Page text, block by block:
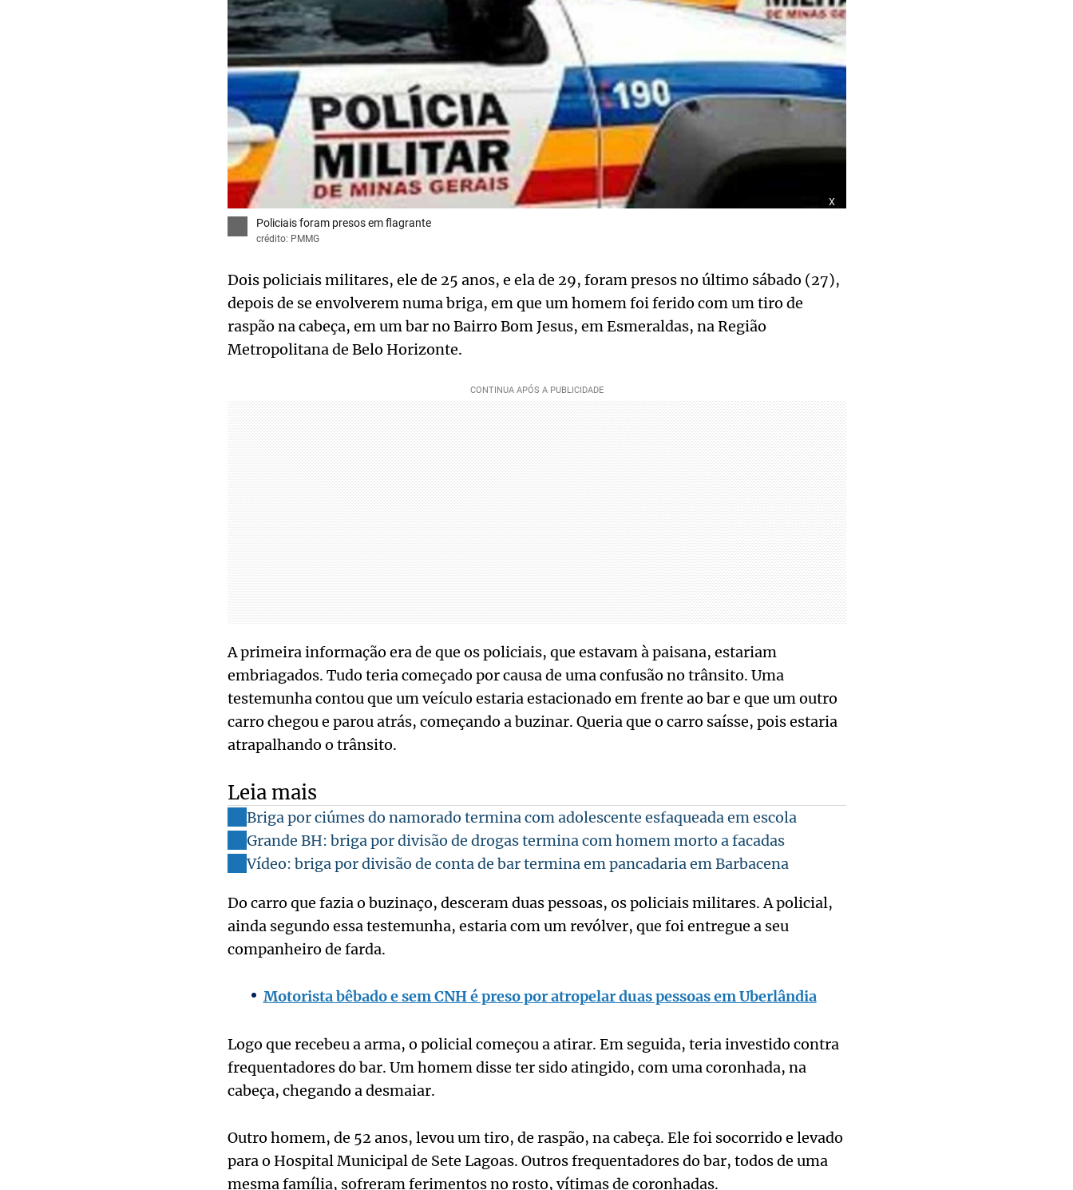
x
Policiais foram presos em flagrante
crédito: PMMG
Dois policiais militares, ele de 25 anos, e ela de 29, foram presos no último sábado (27),
depois de se envolverem numa briga, em que um homem foi ferido com um tiro de
raspão na cabeça, em um bar no Bairro Bom Jesus, em Esmeraldas, na Região
Metropolitana de Belo Horizonte.
A primeira informação era de que os policiais, que estavam à paisana, estariam
embriagados. Tudo teria começado por causa de uma confusão no trânsito. Uma
testemunha contou que um veículo estaria estacionado em frente ao bar e que um outro
carro chegou e parou atrás, começando a buzinar. Queria que o carro saísse, pois estaria
atrapalhando o trânsito.
Leia mais
Briga por ciúmes do namorado termina com adolescente esfaqueada em escola
Grande BH: briga por divisão de drogas termina com homem morto a facadas
Vídeo: briga por divisão de conta de bar termina em pancadaria em Barbacena
Do carro que fazia o buzinaço, desceram duas pessoas, os policiais militares. A policial,
ainda segundo essa testemunha, estaria com um revólver, que foi entregue a seu
companheiro de farda.
Motorista bêbado e sem CNH é preso por atropelar duas pessoas em Uberlândia
Logo que recebeu a arma, o policial começou a atirar. Em seguida, teria investido contra
frequentadores do bar. Um homem disse ter sido atingido, com uma coronhada, na
cabeça, chegando a desmaiar.
Outro homem, de 52 anos, levou um tiro, de raspão, na cabeça. Ele foi socorrido e levado
para o Hospital Municipal de Sete Lagoas. Outros frequentadores do bar, todos de uma
mesma família, sofreram ferimentos no rosto, vítimas de coronhadas.